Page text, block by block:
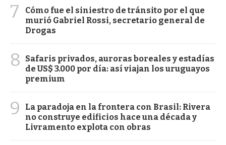
7
Cómo fue el siniestro de tránsito por el que
murió Gabriel Rossi, secretario general de
Drogas
8
Safaris privados, auroras boreales y estadías
de US$ 3.000 por día: así viajan los uruguayos
premium
9
La paradoja en la frontera con Brasil: Rivera
no construye edificios hace una década y
Livramento explota con obras